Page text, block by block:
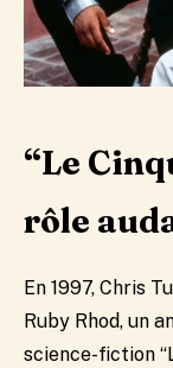
“Le
rôle
En 1997, Chris
Ruby Rhod, un
science-fiction